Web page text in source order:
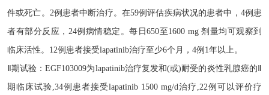
件或死亡。2例患者中断治疗。在59例评估疾病状况的患者中，4例患
者有部分反应，24例病情稳定。每日650至1600 mg 剂量均可观察到
临床活性。12例患者接受lapatinib治疗至少6个月，4例1年以上。
Ⅱ期试验：EGF103009为lapatinib治疗复发和(或)耐受的炎性乳腺癌的Ⅱ
期临床试验,34例患者接受lapatinib 1500 mg/d治疗,22例可以评价疗